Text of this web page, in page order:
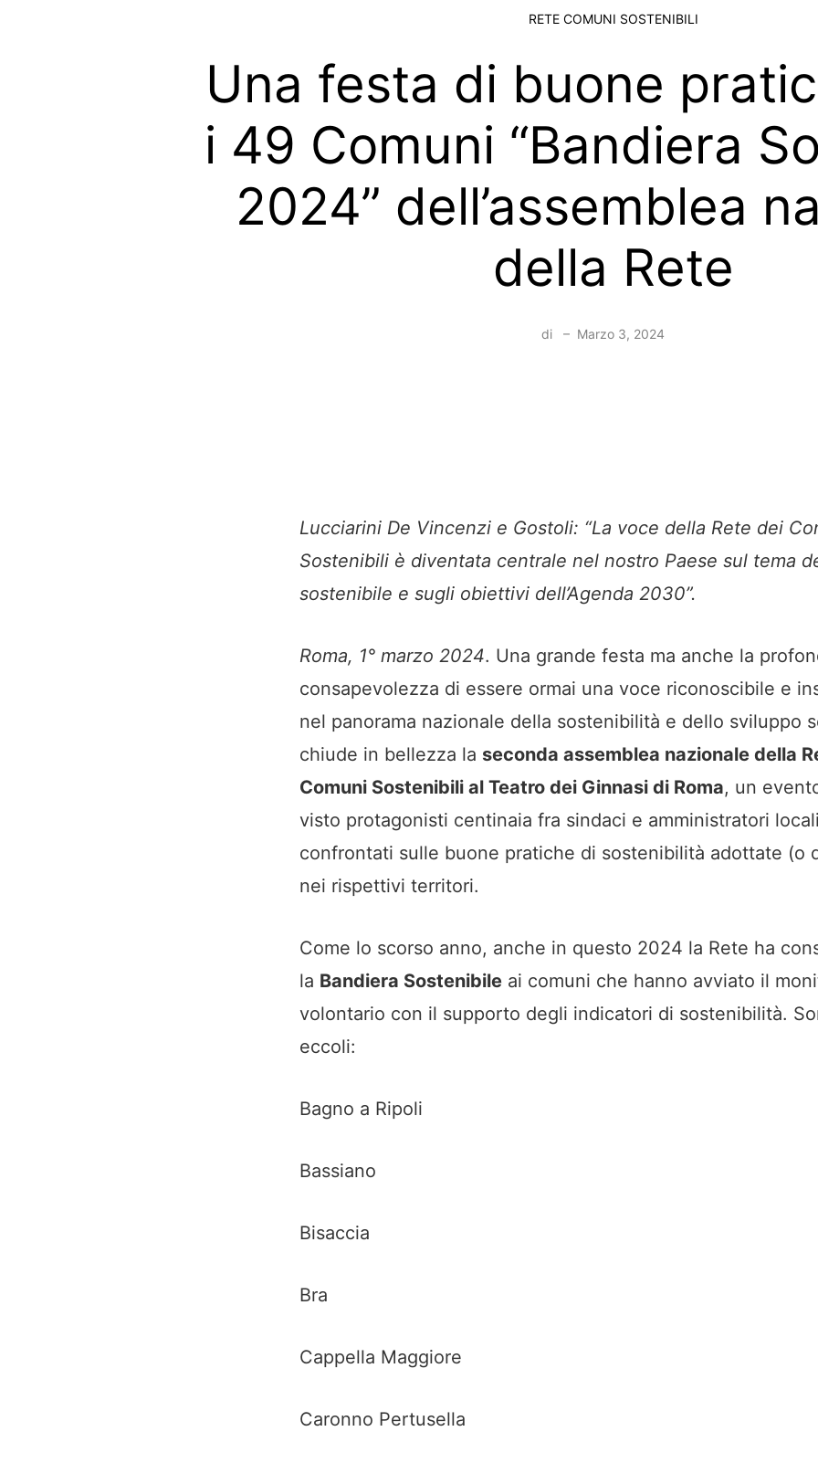
RETE COMUNI SOSTENIBILI
Una festa di buone
i 49 Comuni “Bandiera
2024” dell’assemblea
della Rete
di – Marzo 3, 2024
Lucciarini De Vincenzi e Gostoli: “La voce della Rete dei
Sostenibili è diventata centrale nel nostro Paese sul tema
sostenibile e sugli obiettivi dell’Agenda 2030”.
Roma, 1° marzo 2024. Una grande festa ma anche la
consapevolezza di essere ormai una voce riconoscibile e
nel panorama nazionale della sostenibilità e dello sviluppo
chiude in bellezza la seconda assemblea nazionale della
Comuni Sostenibili al Teatro dei Ginnasi di Roma, un
visto protagonisti centinaia fra sindaci e amministratori
confrontati sulle buone pratiche di sostenibilità adottate (o
nei rispettivi territori.
Come lo scorso anno, anche in questo 2024 la Rete ha
la Bandiera Sostenibile ai comuni che hanno avviato il
volontario con il supporto degli indicatori di sostenibilità.
eccoli:
Bagno a Ripoli
Bassiano
Bisaccia
Bra
Cappella Maggiore
Caronno Pertusella